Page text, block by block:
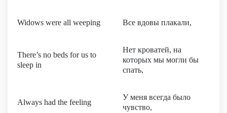
Widows were all weeping Все вдовы плакали,
There’s no beds for us to
sleep in
Нет кроватей, на
которых мы могли бы
спать,
Always had the feeling
У меня всегда было
чувство,